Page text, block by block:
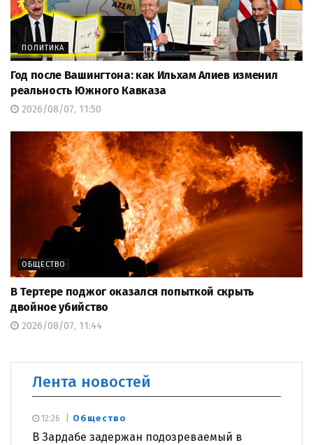
ПОЛИТИКА
Год после Вашингтона: как Ильхам Алиев изменил
реальность Южного Кавказа
2026/08/07, 11:50
ОБЩЕСТВО
В Тертере поджог оказался попыткой скрыть
двойное убийство
2026/08/07, 11:44
Лента новостей
Общество
В Зардабе задержан подозреваемый в
12:26